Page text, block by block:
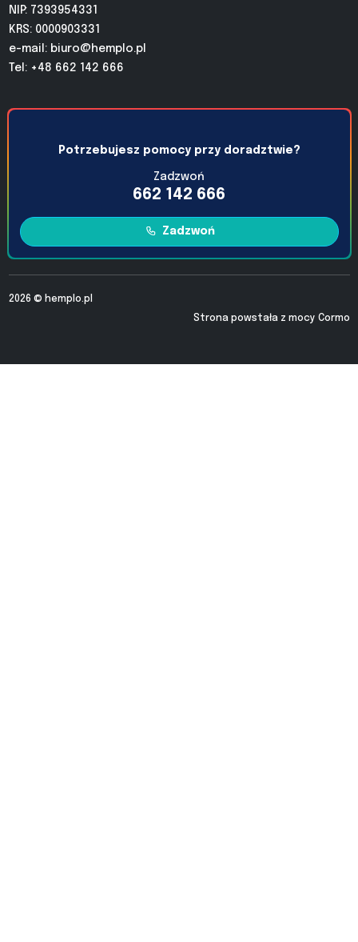
NIP: 7393954331
KRS: 0000903331
e-mail: biuro@hemplo.pl
Tel: +48 662 142 666
Potrzebujesz pomocy przy doradztwie?
Zadzwoń
662 142 666
Zadzwoń
2026 © hemplo.pl
Strona powstała z mocy Cormo